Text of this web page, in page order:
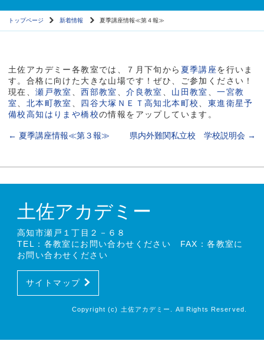
トップページ 新着情報 夏季講座情報≪第４報≫
土佐アカデミー各教室では、７月下旬から 夏季講座を行いま
す。合格に向けた大きな山場です！ぜひ、ご参加ください！
現在、瀬戸教室 、西部教室 、介良教室 山田教室 、一宮教
室
北本町教室 四谷大塚ＮＥＴ高知北本町校
東進衛星予
備校高知はりまや橋校の情報をアップしています。
← 夏季講座情報≪第３報≫ 県内外難関私立校 学校説明会 →
土佐アカデミー
高知市瀬戸１丁目２－６８
TEL：各教室にお問い合わせください FAX：各教室に
お問い合わせください
サイトマップ
Copyright (c) 土佐アカデミー. All Rights Reserved.